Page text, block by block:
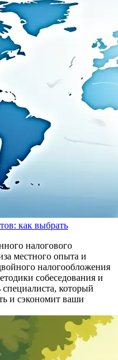
как выбрать
налогового
местного опыта и
налогообложения
собеседования и
который
и сэкономит ваши